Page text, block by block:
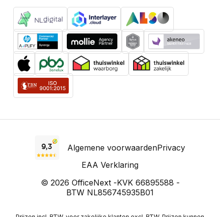
Algemene voorwaardenPrivacy
EAA Verklaring
© 2026 OfficeNext -KVK 66895588 -
BTW NL856745935B01